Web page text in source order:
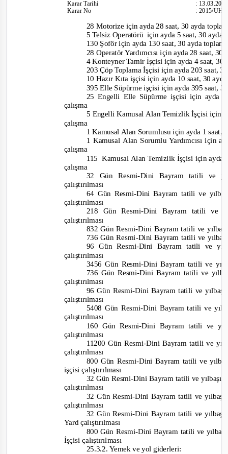
Karar Tarihi
Karar No
:
:2015/
28 Motorize için ayda 28 saat, 30 ayda
5 Telsiz Operatörü için ayda 5 saat, 30 ayda
130 Şoför için ayda 130 saat, 30 ayda toplam
28 Operatör Yardımcısı için ayda 28 saat, 30
4 Konteyner Tamir İşçisi için ayda 4 saat, 30
203 Çöp Toplama İşçisi için ayda 203 saat,
10 Hazır Kıta işçisi için ayda 10 saat, 30
395 Elle Süpürme işçisi için ayda 395 saat,
25 Engelli Elle Süpürme işçisi için ayda
çalışma
5 Engelli Kamusal Alan Temizlik İşçisi için
çalışma
1 Kamusal Alan Sorumlusu için ayda 1 saat,
1 Kamusal Alan Sorumlu Yardımcısı için
çalışma
115 Kamusal Alan Temizlik İşçisi için ayda
çalışma
32 Gün Resmi-Dini Bayram tatili ve
çalıştırılması
64 Gün Resmi-Dini Bayram tatili ve
çalıştırılması
218 Gün Resmi-Dini Bayram tatili ve
çalıştırılması
832 Gün Resmi-Dini Bayram tatili ve
736 Gün Resmi-Dini Bayram tatili ve
96 Gün Resmi-Dini Bayram tatili ve
çalıştırılması
3456 Gün Resmi-Dini Bayram tatili ve
736 Gün Resmi-Dini Bayram tatili ve
çalıştırılması
96 Gün Resmi-Dini Bayram tatili ve
çalıştırılması
5408 Gün Resmi-Dini Bayram tatili ve
çalıştırılması
160 Gün Resmi-Dini Bayram tatili ve
çalıştırılması
11200 Gün Resmi-Dini Bayram tatili ve
çalıştırılması
800 Gün Resmi-Dini Bayram tatili ve
işçisi çalıştırılması
32 Gün Resmi-Dini Bayram tatili ve yılbaşı
çalıştırılması
32 Gün Resmi-Dini Bayram tatili ve
çalıştırılması
32 Gün Resmi-Dini Bayram tatili ve
Yard çalıştırılması
800Gün Resmi-Dini Bayram tatili ve
İşçisi çalıştırılması
25.3.2. Yemek ve yol giderleri: